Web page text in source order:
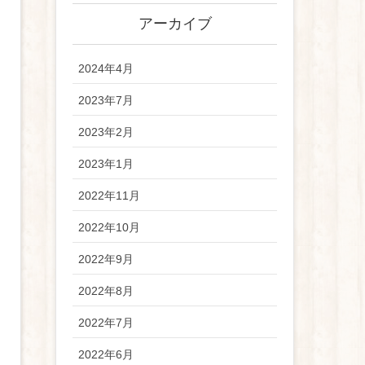
アーカイブ
2024年4月
2023年7月
2023年2月
2023年1月
2022年11月
2022年10月
2022年9月
2022年8月
2022年7月
2022年6月